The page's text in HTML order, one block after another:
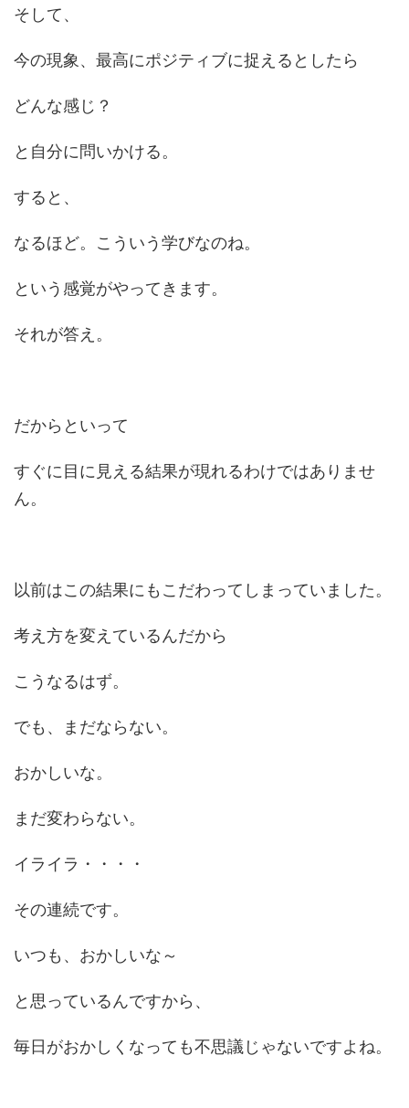
そして、
今の現象、最高にポジティブに捉えるとしたら
どんな感じ？
と自分に問いかける。
すると、
なるほど。こういう学びなのね。
という感覚がやってきます。
それが答え。
だからといって
すぐに目に見える結果が現れるわけではありませ
ん。
以前はこの結果にもこだわってしまっていました。
考え方を変えているんだから
こうなるはず。
でも、まだならない。
おかしいな。
まだ変わらない。
イライラ・・・・
その連続です。
いつも、おかしいな～
と思っているんですから、
毎日がおかしくなっても不思議じゃないですよね。